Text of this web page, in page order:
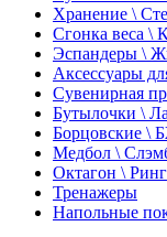
Хранение \
Сгонка веса \
Эспандеры \
Аксессуары
Сувенирная
Бутылочки \
Борцовские \
Медбол \
Октагон \ Ринг
Тренажеры
Напольные